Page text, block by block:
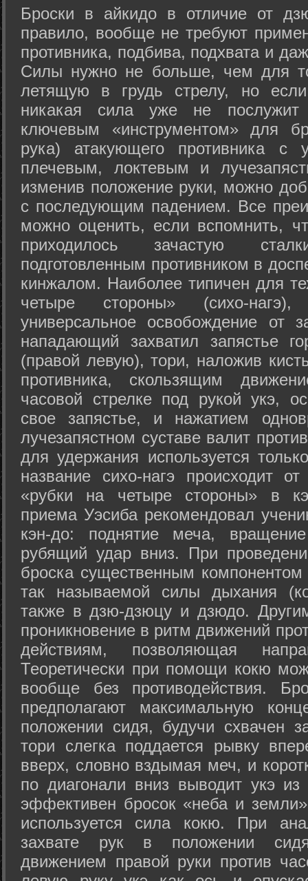
Броски в айкидо в отличие от
правило, вообще не требуют
противника, подбива, подхвата и
Силы нужно не больше, чем для
летящую в грудь стрелу, но
никакая сила уже не
ключевым «инструментом» для
рука) атакующего противника с
плечевым, локтевым и
изменив положение руки, можно
с последующим падением. Все
можно оценить, если вспомнить,
приходилось зачастую
подготовленным противником в
кинжалом. Наиболее типичен для
четыре стороны» (сихо-
универсальное освобождение от
нападающий захватил запястье
(правой левую), тори, наложив
противника, скользящим
часовой стрелке под рукой укэ,
свое запястье, и нажатием
лучезапястном суставе валит
для удержания используется
название сихо-нагэ происходит
«рубки на четыре стороны» в
приема Уэсиба рекомендовал
кэн-до: поднятие меча,
рубящий удар вниз. При
броска существенным компонентом
так называемой силы дыхания
также в дзю-дзюцу и дзюдо.
проникновение в ритм движений
действиям, позволяющая
Теоретически при помощи кокю
вообще без противодействия.
предполагают максимальную
положении сидя, будучи схвачен
тори слегка поддается рывку
вверх, словно вздымая меч, и
по диагонали вниз выводит укэ
эффективен бросок «неба и
используется сила кокю. При
захвате рук в положении
движением правой руки против